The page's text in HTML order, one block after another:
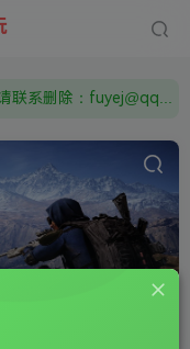
需要什么游戏请联系客服，若链接失效请联系客服，百度网盘边上的激活码也是解压密码